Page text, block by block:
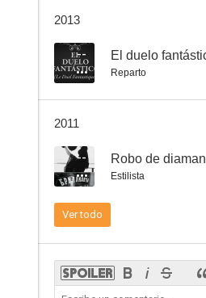
2013
-- El duelo
Reparto
2011
-- Robo de
Estilista
Ver todo